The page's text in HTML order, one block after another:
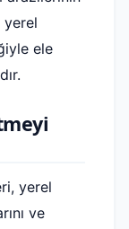
yerel
ele
yerel
ve